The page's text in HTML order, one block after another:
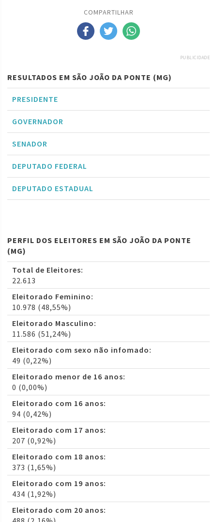
COMPARTILHAR
PUBLICIDADE
RESULTADOS EM SÃO JOÃO DA PONTE (MG)
PRESIDENTE
GOVERNADOR
SENADOR
DEPUTADO FEDERAL
DEPUTADO ESTADUAL
PERFIL DOS ELEITORES EM SÃO JOÃO DA PONTE
(MG)
Total de Eleitores:
22.613
Eleitorado Feminino:
10.978 (48,55%)
Eleitorado Masculino:
11.586 (51,24%)
Eleitorado com sexo não infomado:
49 (0,22%)
Eleitorado menor de 16 anos:
0 (0,00%)
Eleitorado com 16 anos:
94 (0,42%)
Eleitorado com 17 anos:
207 (0,92%)
Eleitorado com 18 anos:
373 (1,65%)
Eleitorado com 19 anos:
434 (1,92%)
Eleitorado com 20 anos: